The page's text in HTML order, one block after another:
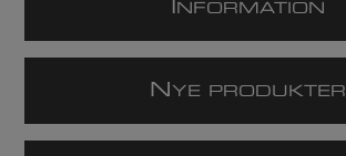
NFORMATION
N YE PRODUKTER